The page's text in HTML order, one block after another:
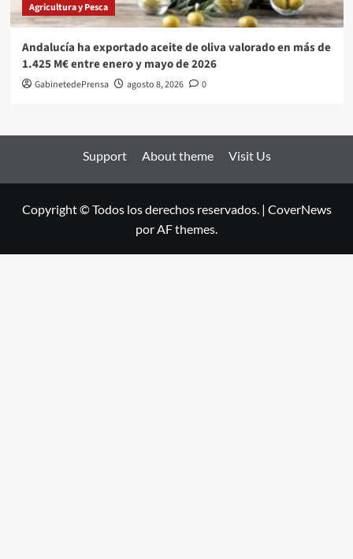
Agricultura y Pesca
Andalucía ha exportado aceite de oliva valorado en más de
1.425 M€ entre enero y mayo de 2026
GabinetedePrensa agosto 8, 2026 0
Support About theme Visit Us
Copyright © Todos los derechos reservados. | CoverNews
por AF themes.